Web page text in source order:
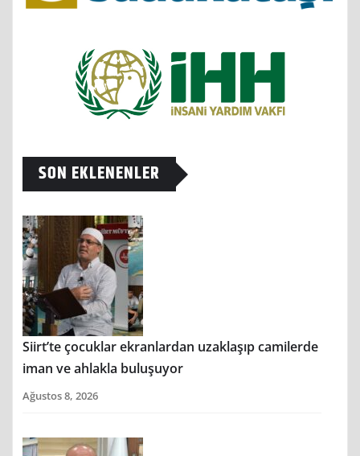
SON EKLENENLER
Siirt’te çocuklar ekranlardan uzaklaşıp camilerde
iman ve ahlakla buluşuyor
Ağustos 8, 2026